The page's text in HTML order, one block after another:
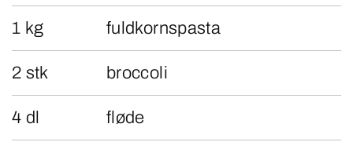
1 kg fuldkornspasta
2 stk broccoli
4 dl fløde